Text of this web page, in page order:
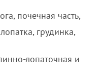
почечная часть,
грудинка,
лопаточная и